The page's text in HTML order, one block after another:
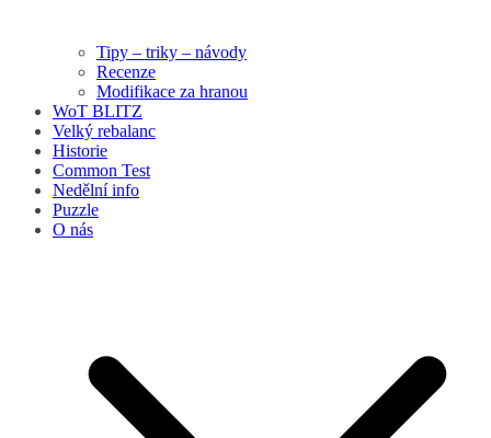
Tipy – triky – návody
Recenze
Modifikace za hranou
WoT BLITZ
Velký rebalanc
Historie
Common Test
Nedělní info
Puzzle
O nás